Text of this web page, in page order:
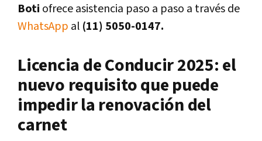
Boti ofrece asistencia paso a paso a través de
WhatsApp al (11) 5050-0147.
Licencia de Conducir 2025: el
nuevo requisito que puede
impedir la renovación del
carnet